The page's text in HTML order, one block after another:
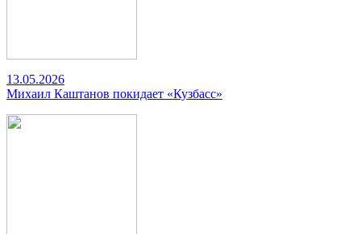
13.05.2026
Михаил Каштанов покидает «Кузбасс»